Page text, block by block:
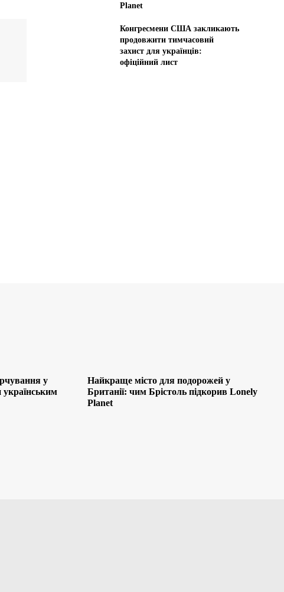
Planet
Конгресмени США закликають
продовжити тимчасовий
захист для українців:
офіційний лист
у
українським
Найкраще місто для подорожей у
Британії: чим Брістоль підкорив Lonely
Planet